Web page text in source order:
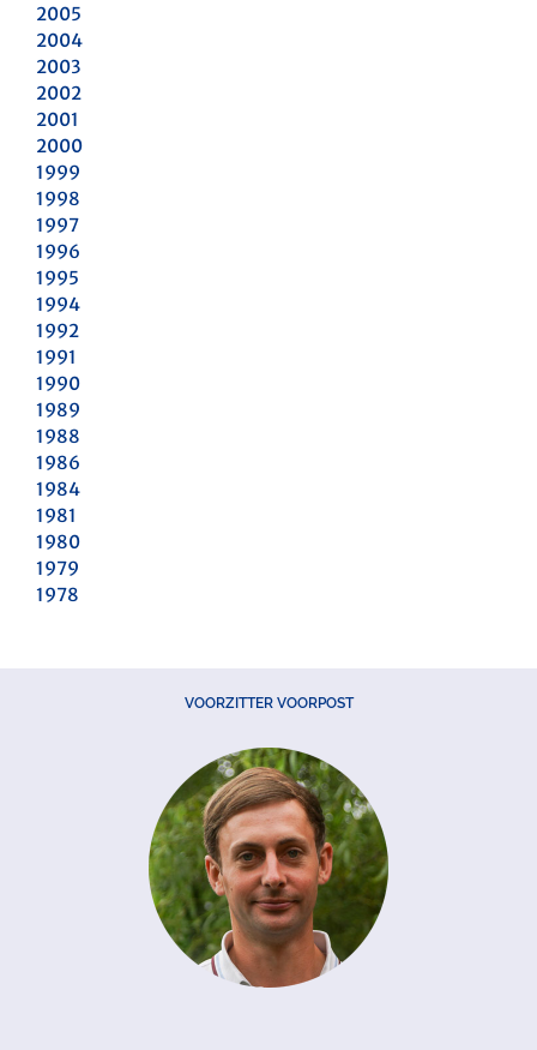
2005
2004
2003
2002
2001
2000
1999
1998
1997
1996
1995
1994
1992
1991
1990
1989
1988
1986
1984
1981
1980
1979
1978
VOORZITTER VOORPOST